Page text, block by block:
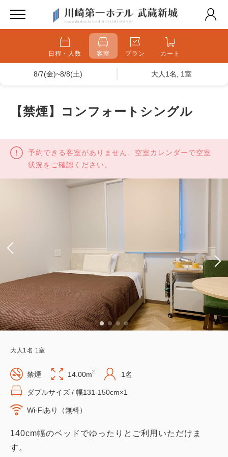
日程・人数 客室 プラン カート
8/7(金)~8/8(土) 大人1名, 1室
【禁煙】コンフォートシングル
予約できる客室がありません、空室カレンダーで空室
状況をご確認ください。
大人 1名 1室
禁煙 14.00m2 1名
ダブルサイズ / 幅131-150cm×1
Wi-Fiあり（無料）
140cm幅のベッドでゆったりとご利用いただけま
す。